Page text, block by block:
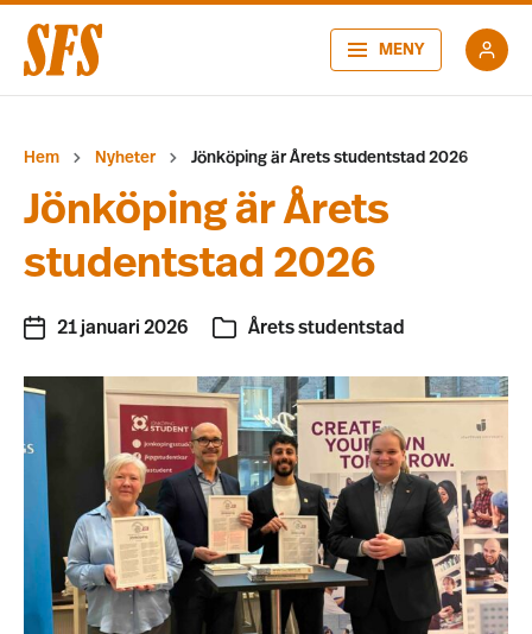
MENY
Hem Nyheter Jönköping är Årets studentstad 2026
Jönköping är Årets
studentstad 2026
21 januari 2026 Årets studentstad